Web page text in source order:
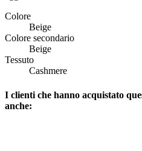
Colore
Beige
Colore secondario
Beige
Tessuto
Cashmere
I clienti che hanno acquistato
anche: